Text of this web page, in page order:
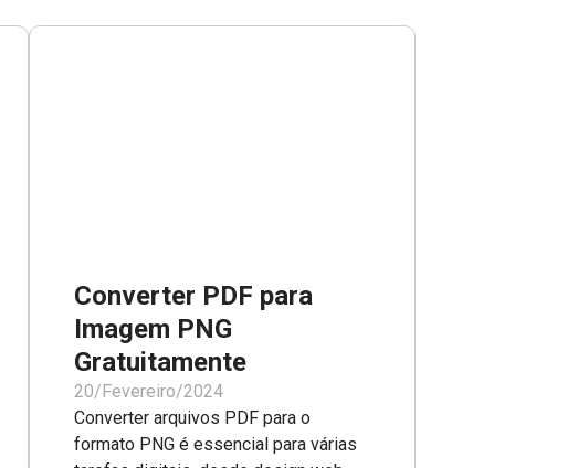
Converter PDF para
Imagem PNG
Gratuitamente
20/Fevereiro/2024
Converter arquivos PDF para o
formato PNG é essencial para várias